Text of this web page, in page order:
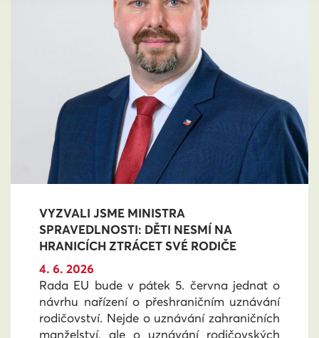
VYZVALI JSME MINISTRA
SPRAVEDLNOSTI: DĚTI NESMÍ NA
HRANICÍCH ZTRÁCET SVÉ RODIČE
4. 6. 2026
Rada EU bude v pátek 5. června jednat o
návrhu nařízení o přeshraničním uznávání
rodičovství. Nejde o uznávání zahraničních
manželství, ale o uznávání rodičovských